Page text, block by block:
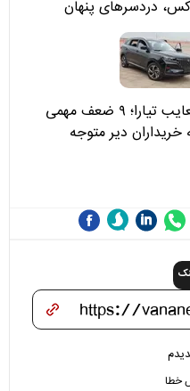
دردسرهای پنهان
معایب تیارا؛ ۹ ضعف مهمی
خریداران دیر متوجه
خطا